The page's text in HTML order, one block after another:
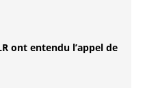
ont entendu l’appel de